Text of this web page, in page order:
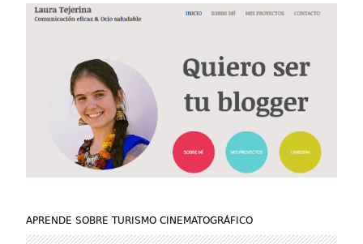
APRENDE SOBRE TURISMO CINEMATOGRÁFICO